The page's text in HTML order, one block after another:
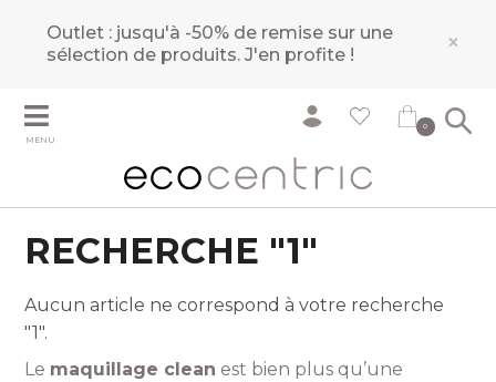
Outlet : jusqu'à -50% de remise sur une
sélection de produits.J'en profite ! ×
MENU
0
RECHERCHE "1"
Aucun article ne correspond à votre recherche
"1".
Le maquillage clean est bien plus qu’une